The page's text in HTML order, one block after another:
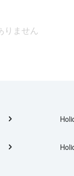
りません